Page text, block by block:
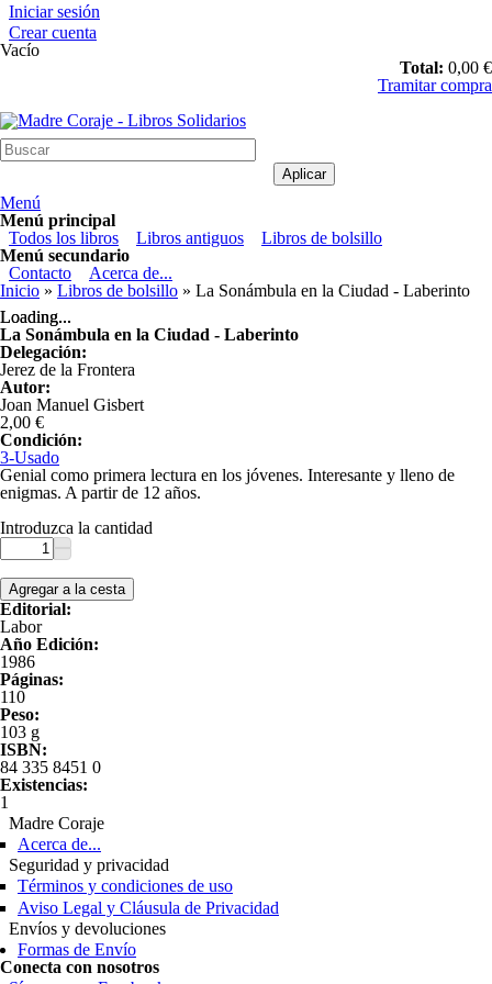
Pasar al contenido principal
Iniciar sesión
Crear cuenta
Vacío
Total: 0,00 €
Tramitar compra
Madre Coraje - Libros Solidarios
Menú
Menú principal
Todos los libros
Libros antiguos
Libros de bolsillo
Menú secundario
Contacto
Acerca de...
Usted está aquí
Inicio » Libros de bolsillo » La Sonámbula en la Ciudad - Laberinto
Loading...
Loading...
La Sonámbula en la Ciudad - Laberinto
Delegación:
Jerez de la Frontera
Autor:
Joan Manuel Gisbert
2,00 €
Condición:
3-Usado
Genial como primera lectura en los jóvenes. Interesante y lleno de
enigmas. A partir de 12 años.
Introduzca la cantidad
Editorial:
Labor
Año Edición:
1986
Páginas:
110
Peso:
103 g
ISBN:
84 335 8451 0
Existencias:
1
Madre Coraje
Acerca de...
Seguridad y privacidad
Términos y condiciones de uso
Aviso Legal y Cláusula de Privacidad
Envíos y devoluciones
Formas de Envío
Conecta con nosotros